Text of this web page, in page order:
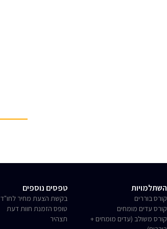
השתלמויות
קורס בוררים
קורס עדים מומחים
קורס משולב (עדים מומחים +
טפסים נוספים
בקשת הצעת מחיר לחו"ד
טופס הזמנת חוות דעת
תצהיר